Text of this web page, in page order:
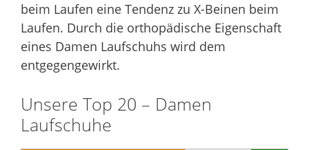
beim Laufen eine Tendenz zu X-Beinen beim
Laufen. Durch die orthopädische Eigenschaft
eines Damen Laufschuhs wird dem
entgegengewirkt.
Unsere Top 20 – Damen
Laufschuhe